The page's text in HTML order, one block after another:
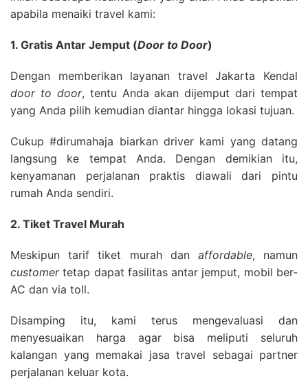
apabila menaiki travel kami:
1. Gratis Antar Jemput (Door to Door)
Dengan memberikan layanan travel Jakarta Kendal
door to door, tentu Anda akan dijemput dari tempat
yang Anda pilih kemudian diantar hingga lokasi tujuan.
Cukup #dirumahaja biarkan driver kami yang datang
langsung ke tempat Anda. Dengan demikian itu,
kenyamanan perjalanan praktis diawali dari pintu
rumah Anda sendiri.
2. Tiket Travel Murah
Meskipun tarif tiket murah dan affordable, namun
customertetap dapat fasilitas antar jemput, mobil ber-
AC dan via toll.
Disamping itu, kami terus mengevaluasi dan
menyesuaikan harga agar bisa meliputi seluruh
kalangan yang memakai jasa travel sebagai partner
perjalanan keluar kota.